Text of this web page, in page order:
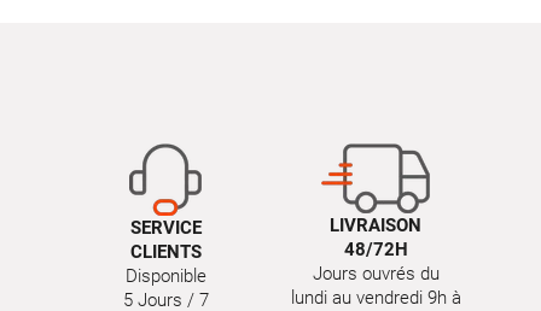
SERVICE
CLIENTS
Disponible
5 Jours / 7
LIVRAISON
48/72H
Jours ouvrés du
lundi au vendredi 9h à